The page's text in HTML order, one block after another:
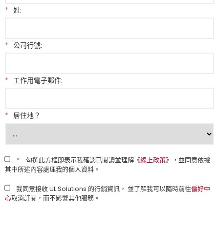
* 姓:
* 公司行號:
* 工作用電子郵件:
* 居住地？
* 勾選此方框即表示我確認已閱讀並理解《線上政策》，並同意依據
其中所述內容處理我的個人資料。
我同意接收 UL Solutions 的行銷資訊， 並了解我可以隨時前往偏好中
心取消訂閱，而不影響其他服務。